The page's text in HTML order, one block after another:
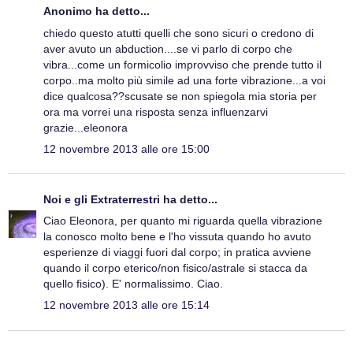
Anonimo ha detto...
chiedo questo atutti quelli che sono sicuri o credono di
aver avuto un abduction....se vi parlo di corpo che
vibra...come un formicolio improvviso che prende tutto il
corpo..ma molto più simile ad una forte vibrazione...a voi
dice qualcosa??scusate se non spiegola mia storia per
ora ma vorrei una risposta senza influenzarvi
grazie...eleonora
12 novembre 2013 alle ore 15:00
Noi e gli Extraterrestri ha detto...
Ciao Eleonora, per quanto mi riguarda quella vibrazione
la conosco molto bene e l'ho vissuta quando ho avuto
esperienze di viaggi fuori dal corpo; in pratica avviene
quando il corpo eterico/non fisico/astrale si stacca da
quello fisico). E' normalissimo. Ciao.
12 novembre 2013 alle ore 15:14